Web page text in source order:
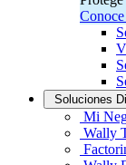
Soluciones
Mi
Wally